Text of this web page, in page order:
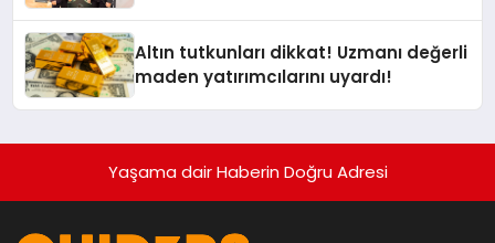
Altın tutkunları dikkat! Uzmanı değerli
maden yatırımcılarını uyardı!
Yaşama dair Haberin Doğru Adresi